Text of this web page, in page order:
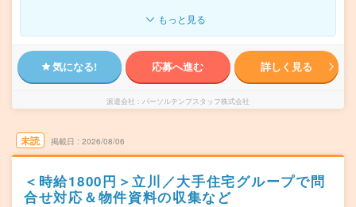
もっと見る
気になる! 応募へ進む 詳しく見る
派遣会社 パーソルテンプスタッフ株式会社
未読 掲載日 2026/08/06
＜時給1800円＞立川／大手住宅グループで問
合せ対応＆物件資料の収集など